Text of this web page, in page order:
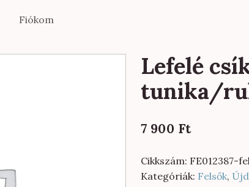
Fiókom
Lefelé
tunika/
7 900 Ft
Cikkszám: FE012387-
Kategóriák: Felsők,